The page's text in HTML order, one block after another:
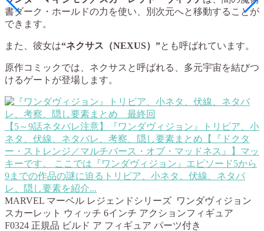
書ダーク・ホールドの力を使い、別次元へと移動することが
できます。
また、彼女は“ネクサス（NEXUS）”とも呼ばれています。
原作コミックでは、ネクサスと呼ばれる、多元宇宙を結びつ
けるゲートが登場します。
【5～9話ネタバレ注意】『ワンダヴィジョン』トリビア、小
ネタ、伏線、ネタバレ、考察、隠し要素まとめ【『ドクタ
ー・ストレンジ／マルチバース・オブ・マッドネス』】 マッ
キーです。 ここでは『ワンダヴィジョン』エピソード5から
9までの作品の謎に迫るトリビア、小ネタ、伏線、ネタバ
レ、隠し要素を紹介...
MARVEL マーベル レジェンドシリーズ ワンダヴィジョン
スカーレット ウィッチ 6インチ アクションフィギュア
F0324 正規品 ビルド ア フィギュア パーツ付き